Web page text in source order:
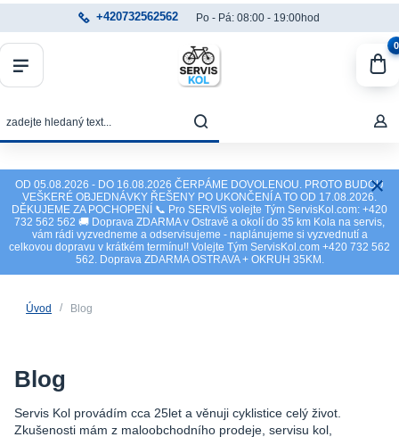
OD 05.08.2026 - DO 16.08.2026 ČERPÁME DOVOLENOU. PROTO BUDOU
VEŠKERÉ OBJEDNÁVKY ŘEŠENY PO UKONČENÍ A TO OD 17.08.2026.
DĚKUJEME ZA POCHOPENÍ 📞 Pro SERVIS volejte Tým ServisKol.com: +420
732 562 562 🚚 Doprava ZDARMA v Ostravě a okolí do 35 km Kola na servis,
vám rádi vyzvedneme a odservisujeme - naplánujeme si vyzvednutí a
celkovou dopravu v krátkém termínu!! Volejte Tým ServisKol.com +420 732 562
562. Doprava ZDARMA OSTRAVA + OKRUH 35KM.
+420732562562 Po - Pá: 08:00 - 19:00hod
0
Úvod Blog
Blog
Servis Kol provádím cca 25let a věnuji cyklistice celý život.
Zkušenosti mám z maloobchodního prodeje, servisu kol,